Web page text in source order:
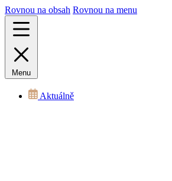
Rovnou na obsah Rovnou na menu
Menu
Aktuálně